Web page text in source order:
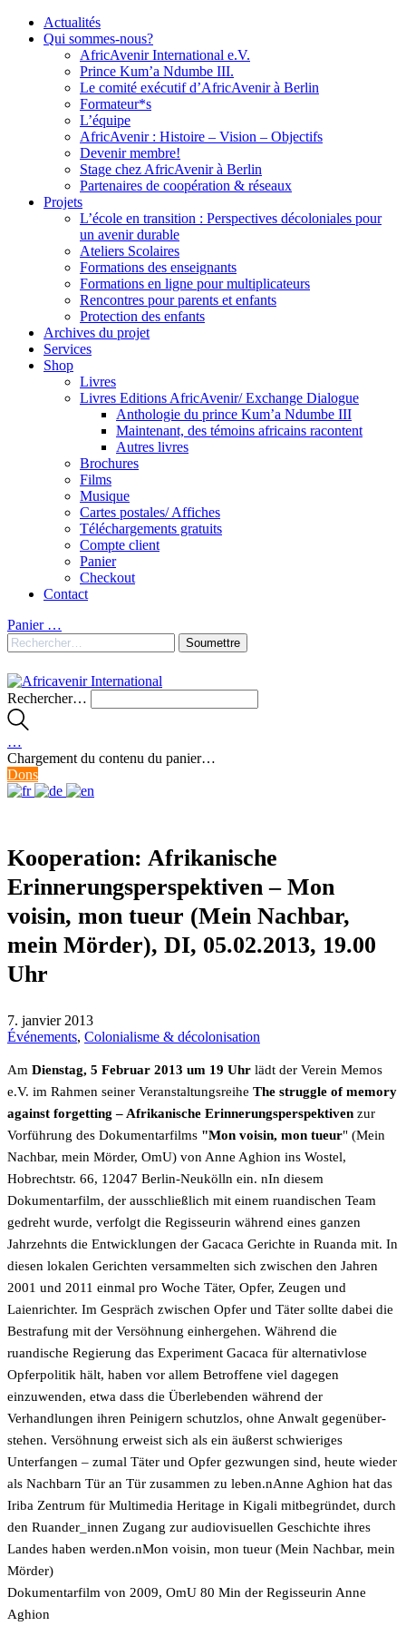
Actualités
Qui sommes-nous?
AfricAvenir International e.V.
Prince Kum’a Ndumbe III.
Le comité exécutif d’AfricAvenir à Berlin
Formateur*s
L’équipe
AfricAvenir : Histoire – Vision – Objectifs
Devenir membre!
Stage chez AfricAvenir à Berlin
Partenaires de coopération & réseaux
Projets
L’école en transition : Perspectives décoloniales pour
un avenir durable
Ateliers Scolaires
Formations des enseignants
Formations en ligne pour multiplicateurs
Rencontres pour parents et enfants
Protection des enfants
Archives du projet
Services
Shop
Livres
Livres Editions AfricAvenir/ Exchange Dialogue
Anthologie du prince Kum’a Ndumbe III
Maintenant, des témoins africains racontent
Autres livres
Brochures
Films
Musique
Cartes postales/ Affiches
Téléchargements gratuits
Compte client
Panier
Checkout
Contact
Panier …
Rechercher…
…
Chargement du contenu du panier…
Dons
Kooperation: Afrikanische
Erinnerungsperspektiven – Mon
voisin, mon tueur (Mein Nachbar,
mein Mörder), DI, 05.02.2013, 19.00
Uhr
7. janvier 2013
Événements, Colonialisme & décolonisation
Am Dienstag, 5 Februar 2013 um 19 Uhr lädt der Verein Memos
e.V. im Rahmen seiner Veranstaltungsreihe The struggle of memory
against forgetting – Afrikanische Erinnerungsperspektiven zur
Vorführung des Dokumentarfilms "Mon voisin, mon tueur" (Mein
Nachbar, mein Mörder, OmU) von Anne Aghion ins Wostel,
Hobrechtstr. 66, 12047 Berlin-Neukölln ein. nIn diesem
Dokumentarfilm, der ausschließlich mit einem ruandischen Team
gedreht wurde, verfolgt die Regisseurin während eines ganzen
Jahrzehnts die Entwicklungen der Gacaca Gerichte in Ruanda mit. In
diesen lokalen Gerichten versammelten sich zwischen den Jahren
2001 und 2011 einmal pro Woche Täter, Opfer, Zeugen und
Laienrichter. Im Gespräch zwischen Opfer und Täter sollte dabei die
Bestrafung mit der Versöhnung einhergehen. Während die
ruandische Regierung das Experiment Gacaca für alternativlose
Opferpolitik hält, haben vor allem Betroffene viel dagegen
einzuwenden, etwa dass die Überlebenden während der
Verhandlungen ihren Peinigern schutzlos, ohne Anwalt gegenüber-
stehen. Versöhnung erweist sich als ein äußerst schwieriges
Unterfangen – zumal Täter und Opfer gezwungen sind, heute wieder
als Nachbarn Tür an Tür zusammen zu leben.nAnne Aghion hat das
Iriba Zentrum für Multimedia Heritage in Kigali mitbegründet, durch
den Ruander_innen Zugang zur audiovisuellen Geschichte ihres
Landes haben werden.nMon voisin, mon tueur (Mein Nachbar, mein
Mörder)
Dokumentarfilm von 2009, OmU 80 Min der Regisseurin Anne
Aghion